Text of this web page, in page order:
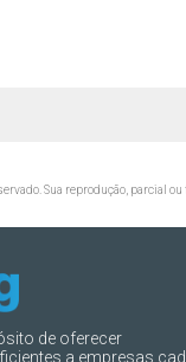
Sua reprodução, parcial
de oferecer
a empresas